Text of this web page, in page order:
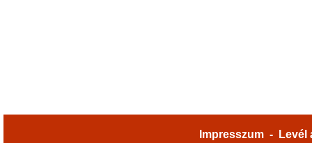
Impresszum -
Levél